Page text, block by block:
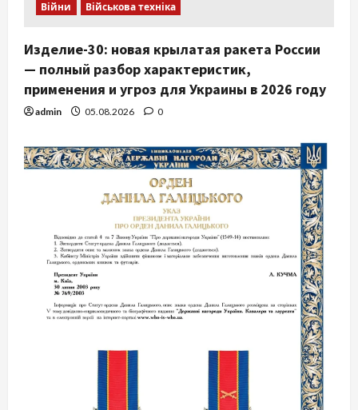
Війни Військова техніка
Изделие-30: новая крылатая ракета России
— полный разбор характеристик,
применения и угроз для Украины в 2026 году
admin 05.08.2026 0